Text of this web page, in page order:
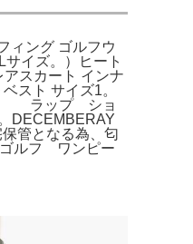
ィング ゴルフウ
イズ。）ヒート
スカート インナ
スト サイズ1。
ス ラップ ショ
DECEMBERAY
管となる為、匂
ルフ ワンピー